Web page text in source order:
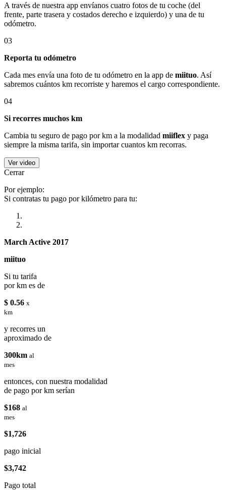
A través de nuestra app envíanos cuatro fotos de tu coche (del
frente, parte trasera y costados derecho e izquierdo) y una de tu
odómetro.
03
Reporta tu odómetro
Cada mes envía una foto de tu odómetro en la app de miituo. Así
sabremos cuántos km recorriste y haremos el cargo correspondiente.
04
Si recorres muchos km
Cambia tu seguro de pago por km a la modalidad miiflex y paga
siempre la misma tarifa, sin importar cuantos km recorras.
Ver video
Cerrar
Por ejemplo:
Si contratas tu pago por kilómetro para tu:
March Active 2017
miituo
Si tu tarifa
por km es de
$ 0.56 x
km
y recorres un
aproximado de
300km al
mes
entonces, con nuestra modalidad
de pago por km serían
$168 al
mes
$1,726
pago inicial
$3,742
Pago total